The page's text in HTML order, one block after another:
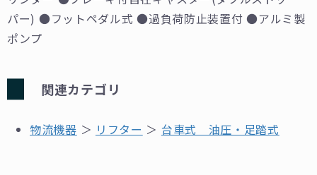
パー) ●フットペダル式 ●過負荷防止装置付 ●アルミ製
ポンプ
関連カテゴリ
物流機器 ＞ リフター ＞ 台車式 油圧・足踏式